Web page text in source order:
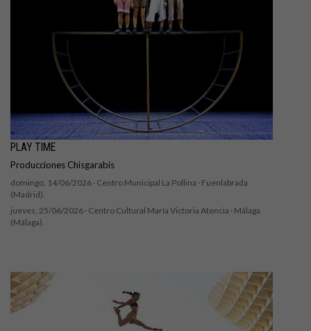
PLAY TIME
Producciones Chisgarabís
domingo, 14/06/2026 · Centro Municipal La Pollina · Fuenlabrada
(Madrid).
jueves, 25/06/2026 · Centro Cultural María Victoria Atencia · Málaga
(Málaga).